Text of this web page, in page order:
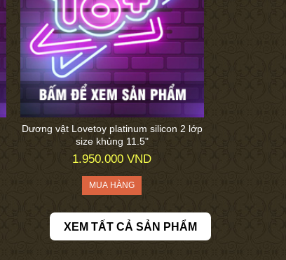
Dương vật Lovetoy platinum silicon 2 lớp
size khủng 11.5"
1.950.000 VND
XEM TẤT CẢ SẢN PHẨM